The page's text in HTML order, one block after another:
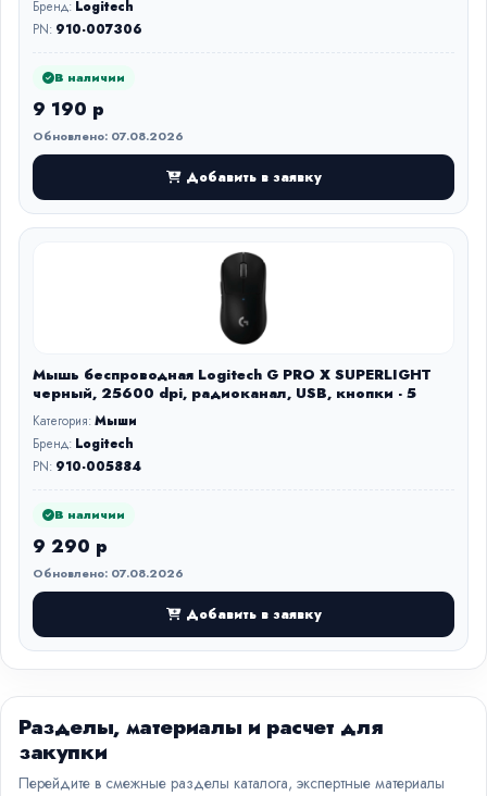
Бренд: Logitech
PN: 910-007306
В наличии
9 190 р
Обновлено: 07.08.2026
Добавить в заявку
Мышь беспроводная Logitech G PRO X SUPERLIGHT
черный, 25600 dpi, радиоканал, USB, кнопки - 5
Категория:Мыши
Бренд: Logitech
PN: 910-005884
В наличии
9 290 р
Обновлено: 07.08.2026
Добавить в заявку
Разделы, материалы и расчет для
закупки
Перейдите в смежные разделы каталога, экспертные материалы